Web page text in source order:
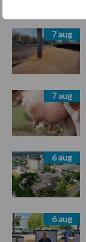
Sidebar
7 aug
7 aug
6 aug
6 aug